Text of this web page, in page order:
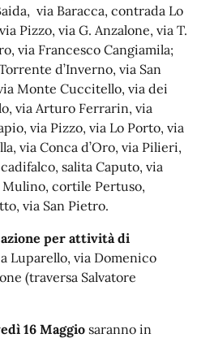
via Baracca, contrada Lo
Pizzo, via G. Anzalone, via T.
via Francesco Cangiamila;
d’Inverno, via San
Monte Cuccitello, via dei
via Arturo Ferrarin, via
via Pizzo, via Lo Porto, via
via Conca d’Oro, via Pilieri,
salita Caputo, via
Mulino, cortile Pertuso,
via San Pietro.
per attività di
Luparello, via Domenico
(traversa Salvatore
16 Maggio saranno in